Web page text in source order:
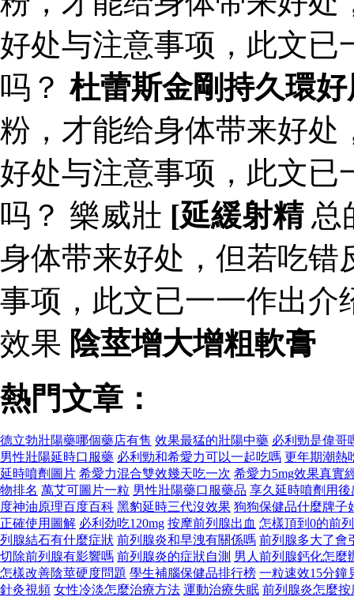
好处与注意事项，此文已
吗？杜蕾斯金剛持久環
粉，才能给身体带来好处
好处与注意事项，此文已
吗？ 樂威壯 [延緩射精总
身体带来好处，但若吃错
事项，此文已一一作出介
效果 陰莖增大增粗軟膏
熱門文章：
德立勃壯陽藥哪個藥店有售 效果最猛的壯陽中藥 必利勁是偉哥
男性壯陽延時口服藥 必利勁和希愛力可以一起吃嗎 更年期潮熱
延時噴劑圖片 希愛力混合雙效幾天吃一次 希愛力5mg效果真實
物排名 萬艾可圖片一粒 男性壯陽藥口服藥品 享久延時噴劑用後
度神油原理百度百科 黑豹延時三代沒效果 狗狗保健品什麼牌子
正確使用圖解 必利劲吃120mg 按摩前列腺出血 怎樣頂到0的前
列腺結石有什麼症狀 前列腺炎和早洩有關係嗎 前列腺多大了會
切除前列腺有影響嗎 前列腺炎的症狀自測 男人前列腺鈣化怎麼
怎樣改善陰莖硬度問題 學生補腦保健品排行榜 一粒速效15分鐘
針灸視頻 女性冷淡怎麼治療方法 運動治療失眠 前列腺炎怎麼按